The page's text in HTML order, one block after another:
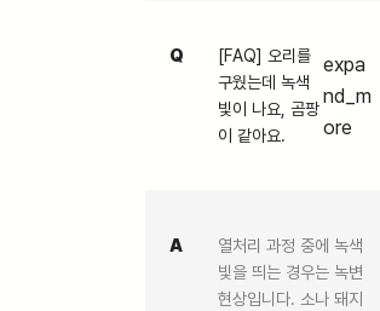
Q
[FAQ] 오리를
구웠는데 녹색
빛이 나요, 곰팡
이 같아요.
expa
nd_m
ore
A
열처리 과정 중에 녹색
빛을 띄는 경우는 녹변
현상입니다. 소나 돼지